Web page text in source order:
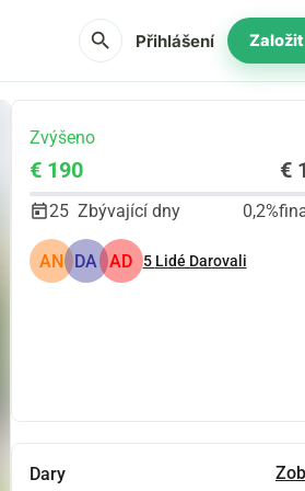
search Přihlášení
Zvýšeno
€ 190 €
25 Zbývající dny 0,2%
AN DA AD 5 Lidé Darovali
Dary